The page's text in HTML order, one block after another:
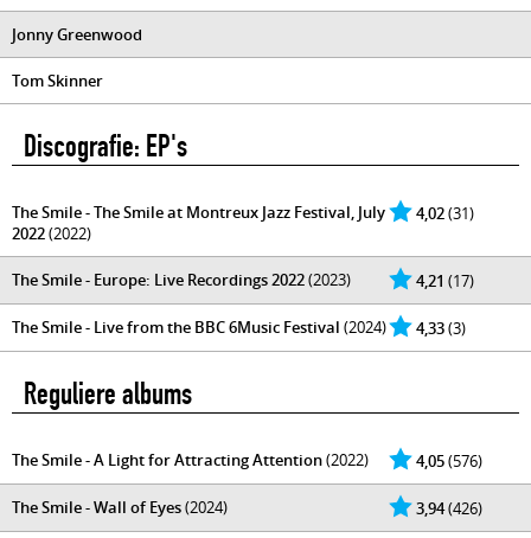
Jonny Greenwood
Tom Skinner
Discografie: EP's
4,02(31)
The Smile - The Smile at Montreux Jazz Festival, July
2022(2022)
4,21 (17)
The Smile - Europe: Live Recordings 2022(2023)
4,33(3)
The Smile - Live from the BBC 6Music Festival (2024)
Reguliere albums
4,05(576)
The Smile - A Light for Attracting Attention(2022)
3,94(426)
The Smile - Wall of Eyes(2024)